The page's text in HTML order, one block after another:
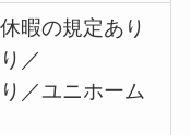
暇の規定あり
／
／ユニホーム